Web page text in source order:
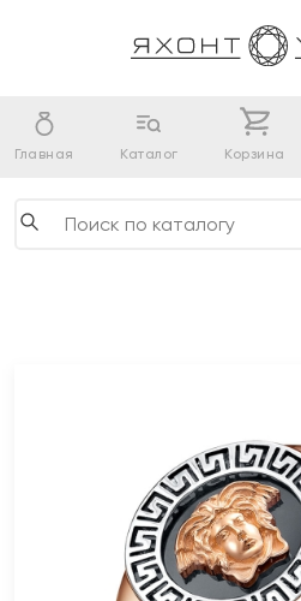
Главная Каталог Корзина